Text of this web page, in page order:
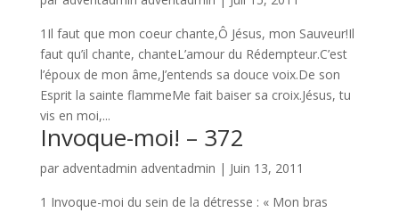
1Il faut que mon coeur chante,Ô Jésus, mon Sauveur!Il
faut qu’il chante, chanteL’amour du Rédempteur.C’est
l’époux de mon âme,J’entends sa douce voix.De son
Esprit la sainte flammeMe fait baiser sa croix.Jésus, tu
vis en moi,...
Invoque-moi! – 372
par adventadmin adventadmin | Juin 13, 2011
1 Invoque-moi du sein de la détresse : « Mon bras